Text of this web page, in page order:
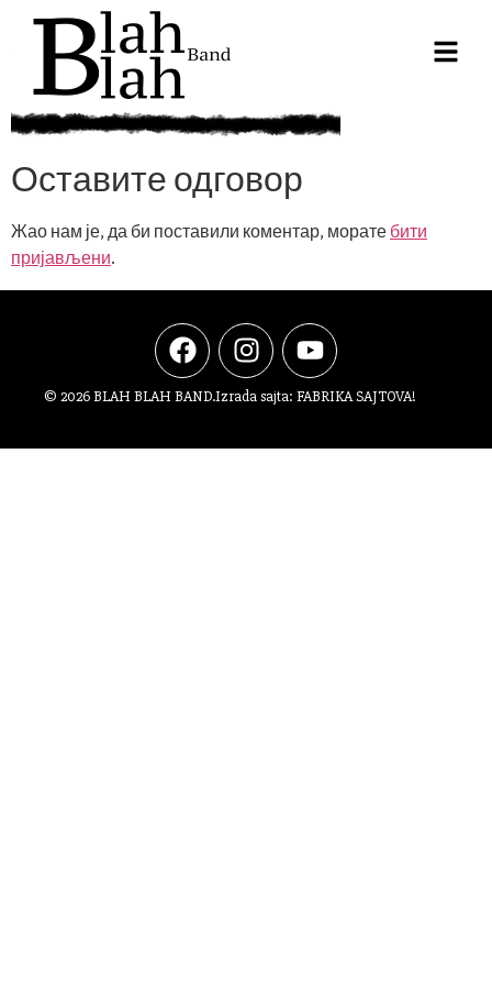
Оставите одговор
Жао нам је, да би поставили коментар, морате бити
пријављени.
© 2026 BLAH BLAH BAND.Izrada sajta: FABRIKA SAJTOVA!